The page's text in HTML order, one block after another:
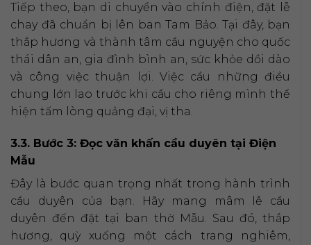
Tiếp theo, bạn di chuyển vào chính điện, đặt lễ
chay đã chuẩn bị lên ban Tam Bảo. Tại đây, bạn
thắp hương và thành tâm cầu nguyện cho quốc
thái dân an, gia đình bình an, sức khỏe dồi dào
và công việc thuận lợi. Việc cầu những điều
chung lớn lao trước khi cầu cho riêng mình thể
hiện tấm lòng quảng đại, vị tha.
3.3. Bước 3: Đọc văn khấn cầu duyên tại Điện
Mẫu
Đây là bước quan trọng nhất trong hành trình
cầu duyên của bạn. Hãy mang mâm lễ cầu
duyên đến đặt tại ban thờ Mẫu. Sau đó, thắp
hương, quỳ xuống một cách trang nghiêm,